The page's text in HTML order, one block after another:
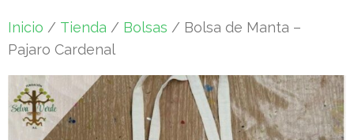
Inicio / Tienda / Bolsas / Bolsa de Manta –
Pajaro Cardenal